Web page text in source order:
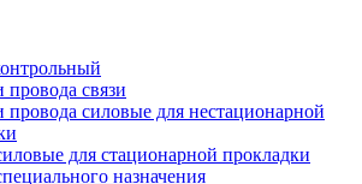
провода связи
провода силовые для нестационарной
для стационарной прокладки
назначения